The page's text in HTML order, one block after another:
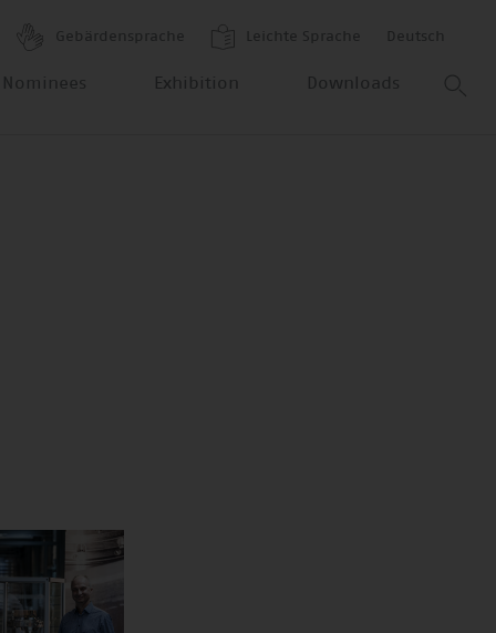
Gebärdensprache Leichte Sprache Deutsch
Exhibition Downloads